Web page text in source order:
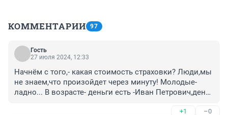
КОММЕНТАРИИ 97
Гость
27 июля 2024, 12:33
Начнём с того,- какая стоимость страховки? Люди,мы
не знаем,что произойдет через минуту! Молодые-
ладно... В возрасте- деньги есть -Иван Петрович,денег
+1 –0